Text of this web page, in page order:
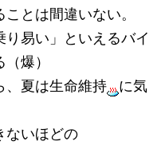
とは間違いない。
易い」といえるバイ
爆）
、夏は生命維持
に気
ないほどの